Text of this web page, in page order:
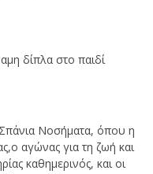
δίπλα στο παιδί
Νοσήματα, όπου η
αγώνας για τη ζωή και
καθημερινός, και οι